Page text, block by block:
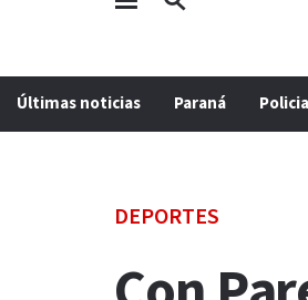
Últimas noticias Paraná
DEPORTES